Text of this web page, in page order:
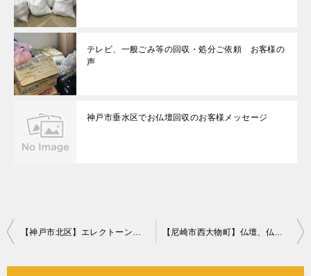
テレビ、一般ごみ等の回収・処分ご依頼 お客様の
声
神戸市垂水区でお仏壇回収のお客様メッセージ
投
【神戸市北区】エレクトーンの回収・処分ご依頼 お客様の声 【尼崎市西大物町】仏壇、仏具の回収・処分ご依頼 お客様の声